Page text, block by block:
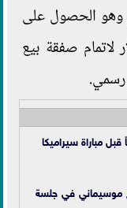
وهو الحصول على
8 مليون دولار لاتمام صفقة بيع
رسمي.
قبل مباراة سيراميكا
موسيماني في جلسة